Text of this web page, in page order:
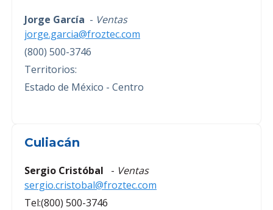
Jorge García - Ventas
jorge.garcia@froztec.com
(800) 500-3746
Territorios:
Estado de México - Centro
Culiacán
Sergio Cristóbal - Ventas
sergio.cristobal@froztec.com
Tel:(800) 500-3746